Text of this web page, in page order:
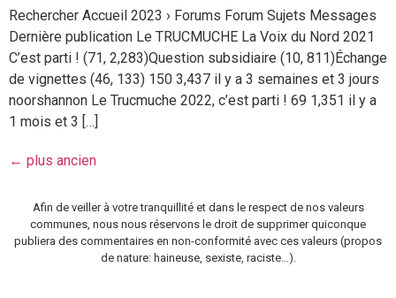
Rechercher Accueil 2023 › Forums Forum Sujets Messages
Dernière publication Le TRUCMUCHE La Voix du Nord 2021
C’est parti ! (71, 2,283)Question subsidiaire (10, 811)Échange
de vignettes (46, 133) 150 3,437 il y a 3 semaines et 3 jours
noorshannon Le Trucmuche 2022, c’est parti ! 69 1,351 il y a
1 mois et 3 […]
← plus ancien
Afin de veiller à votre tranquillité et dans le respect de nos valeurs
communes, nous nous réservons le droit de supprimer quiconque
publiera des commentaires en non-conformité avec ces valeurs (propos
de nature: haineuse, sexiste, raciste…).